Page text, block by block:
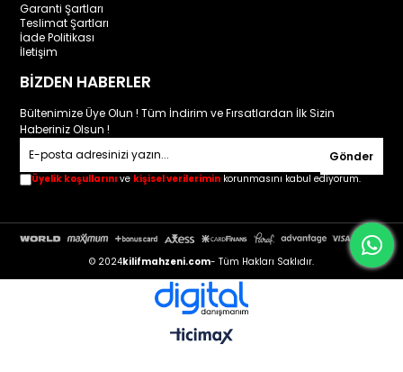
Garanti Şartları
Teslimat Şartları
İade Politikası
İletişim
BİZDEN HABERLER
Bültenimize Üye Olun ! Tüm İndirim ve Fırsatlardan İlk Sizin
Haberiniz Olsun !
Gönder
Üyelik koşullarını ve kişisel verilerimin korunmasını kabul ediyorum.
© 2024kilifmahzeni.com- Tüm Hakları Saklıdır.